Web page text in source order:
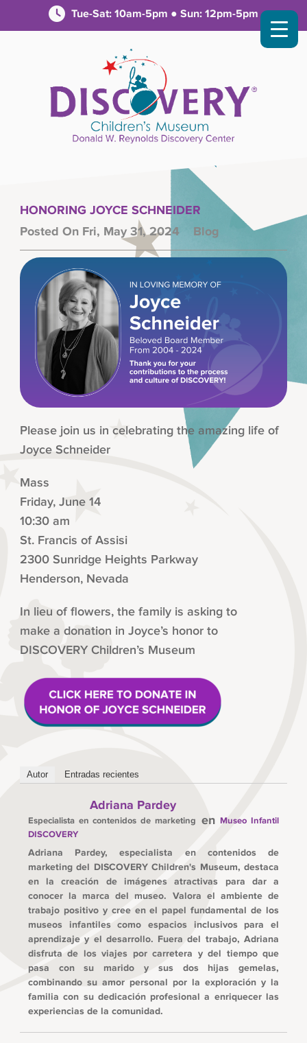
Tue-Sat: 10am-5pm ● Sun: 12pm-5pm
HONORING JOYCE SCHNEIDER
Posted On Fri, May 31, 2024
Blog
Please join us in celebrating the amazing life of
Joyce Schneider
Mass
Friday, June 14
10:30 am
St. Francis of Assisi
2300 Sunridge Heights Parkway
Henderson, Nevada
In lieu of flowers, the family is asking to
make a donation in Joyce’s honor to
DISCOVERY Children’s Museum
Autor Entradas recientes
Adriana Pardey
Especialista en contenidos de marketing enMuseo Infantil
DISCOVERY
Adriana Pardey, especialista en contenidos de
marketing del DISCOVERY Children's Museum, destaca
en la creación de imágenes atractivas para dar a
conocer la marca del museo. Valora el ambiente de
trabajo positivo y cree en el papel fundamental de los
museos infantiles como espacios inclusivos para el
aprendizaje y el desarrollo. Fuera del trabajo, Adriana
disfruta de los viajes por carretera y del tiempo que
pasa con su marido y sus dos hijas gemelas,
combinando su amor personal por la exploración y la
familia con su dedicación profesional a enriquecer las
experiencias de la comunidad.